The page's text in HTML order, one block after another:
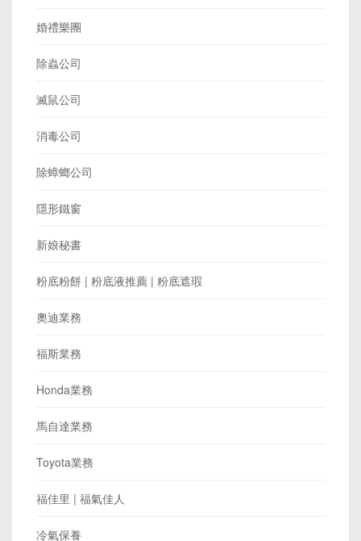
婚禮樂團
除蟲公司
滅鼠公司
消毒公司
除蟑螂公司
隱形鐵窗
新娘秘書
粉底粉餅 | 粉底液推薦 | 粉底遮瑕
奧迪業務
福斯業務
Honda業務
馬自達業務
Toyota業務
福佳里 | 福氣佳人
冷氣保養